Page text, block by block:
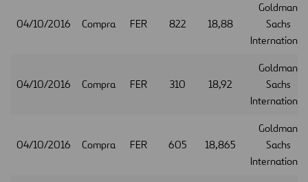
04/10/2016 Compra FER 822 18,88
Goldman
Sachs
International
04/10/2016 Compra FER 310 18,92
Goldman
Sachs
International
04/10/2016 Compra FER 605 18,865
Goldman
Sachs
International